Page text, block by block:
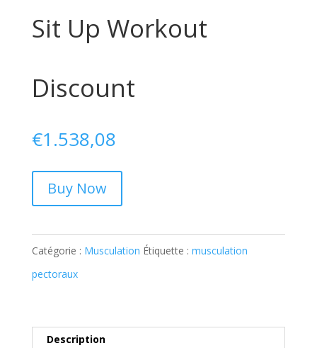
Sit Up Workout
Discount
€1.538,08
Buy Now
Catégorie : Musculation Étiquette : musculation
pectoraux
Description